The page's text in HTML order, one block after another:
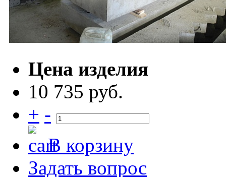
Цена изделия
10 735 руб.
+ -
В корзину
Задать вопрос